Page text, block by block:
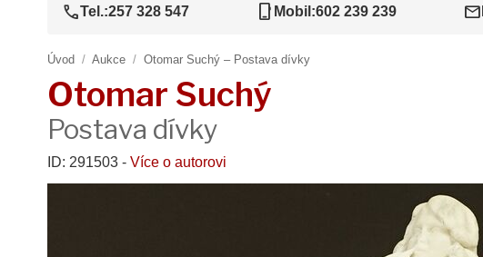
callTel.:257 328 547 phone_iphone Mobil:602 239 239 mail
Úvod / Aukce / Otomar Suchý – Postava dívky
Otomar Suchý
Postava dívky
ID: 291503 - Více o autorovi